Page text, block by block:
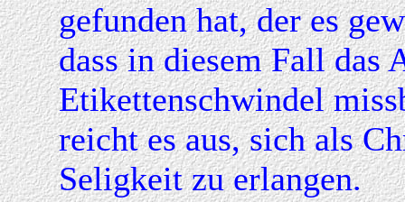
gefunden hat, der es
dass in diesem Fall
Etikettenschwindel
reicht es aus, sich als
Seligkeit zu erlangen.